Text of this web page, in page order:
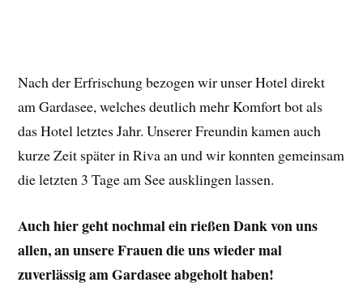
Nach der Erfrischung bezogen wir unser Hotel direkt
am Gardasee, welches deutlich mehr Komfort bot als
das Hotel letztes Jahr. Unserer Freundin kamen auch
kurze Zeit später in Riva an und wir konnten gemeinsam
die letzten 3 Tage am See ausklingen lassen.
Auch hier geht nochmal ein rießen Dank von uns
allen, an unsere Frauen die uns wieder mal
zuverlässig am Gardasee abgeholt haben!